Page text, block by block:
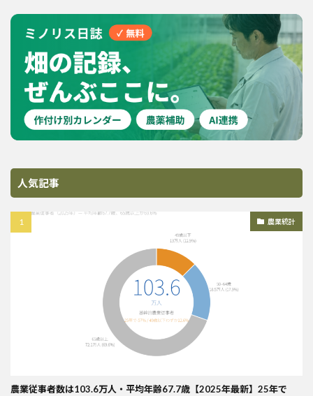
人気記事
農業統計
農業従事者数は103.6万人・平均年齢67.7歳【2025年最新】25年で